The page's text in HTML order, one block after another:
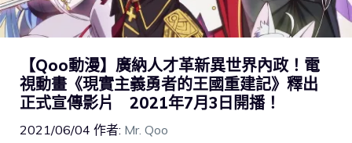
【Qoo動漫】廣納人才革新異世界內政！電
視動畫《現實主義勇者的王國重建記》釋出
正式宣傳影片 2021年7月3日開播！
2021/06/04 作者: Mr. Qoo